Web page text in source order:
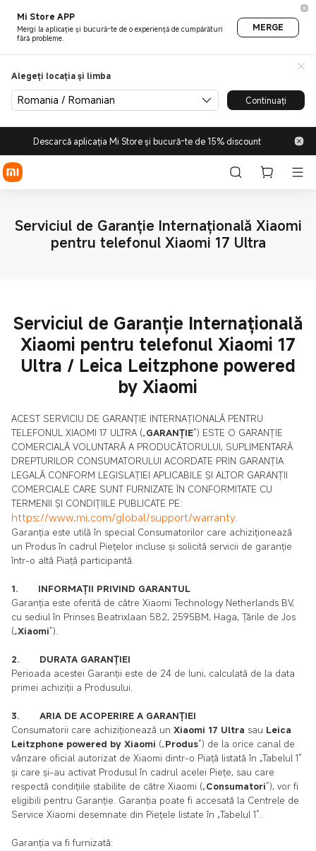
Mi Store APP
Mergi la aplicație și bucură-te de o experiență de cumpărături
fără probleme.
MERGE
Alegeți locația și limba
Romania / Romanian Continuați
Descarcă aplicația Mi Store și bucură-te de 15% discount
Serviciul de Garanție Internațională Xiaomi
pentru telefonul Xiaomi 17 Ultra
Serviciul de Garanție Internațională
Xiaomi pentru telefonul Xiaomi 17
Ultra / Leica Leitzphone powered
by Xiaomi
ACEST SERVICIU DE GARANȚIE INTERNAȚIONALĂ PENTRU
TELEFONUL XIAOMI 17 ULTRA („GARANȚIE”) ESTE O GARANȚIE
COMERCIALĂ VOLUNTARĂ A PRODUCĂTORULUI, SUPLIMENTARĂ
DREPTURILOR CONSUMATORULUI ACORDATE PRIN GARANȚIA
LEGALĂ CONFORM LEGISLAȚIEI APLICABILE ȘI ALTOR GARANȚII
COMERCIALE CARE SUNT FURNIZATE ÎN CONFORMITATE CU
TERMENII ȘI CONDIȚIILE PUBLICATE PE:
https://www.mi.com/global/support/warranty.
Garanția este utilă în special Consumatorilor care achiziționează
un Produs în cadrul Piețelor incluse și solicită servicii de garanție
într-o altă Piață participantă.
1. INFORMAȚII PRIVIND GARANTUL
Garanția este oferită de către Xiaomi Technology Netherlands BV,
cu sediul în Prinses Beatrixlaan 582, 2595BM, Haga, Țările de Jos
(„Xiaomi”).
2. DURATA GARANȚIEI
Perioada acestei Garanții este de 24 de luni, calculată de la data
primei achiziții a Produsului.
3. ARIA DE ACOPERIRE A GARANȚIEI
Consumatorii care achiziționează un Xiaomi 17 Ultra sau Leica
Leitzphone powered by Xiaomi („Produs”) de la orice canal de
vânzare oficial autorizat de Xiaomi dintr-o Piață listată în „Tabelul 1”
și care și-au activat Produsul în cadrul acelei Piețe, sau care
respectă condițiile stabilite de către Xiaomi („Consumatori”), vor fi
eligibili pentru Garanție. Garanția poate fi accesată la Centrele de
Service Xiaomi desemnate din Piețele listate în „Tabelul 1”.
Garanția va fi furnizată: